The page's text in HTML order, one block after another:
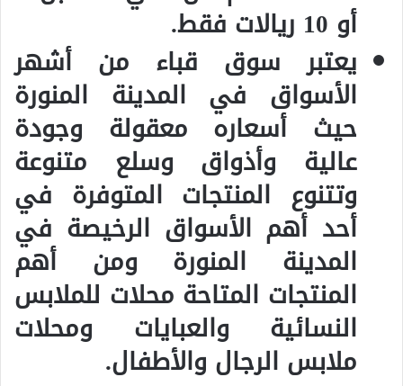
أو 10 ريالات فقط.
يعتبر سوق قباء من أشهر
الأسواق في المدينة المنورة
حيث أسعاره معقولة وجودة
عالية وأذواق وسلع متنوعة
وتتنوع المنتجات المتوفرة في
أحد أهم الأسواق الرخيصة في
المدينة المنورة ومن أهم
المنتجات المتاحة محلات للملابس
النسائية والعبايات ومحلات
ملابس الرجال والأطفال.